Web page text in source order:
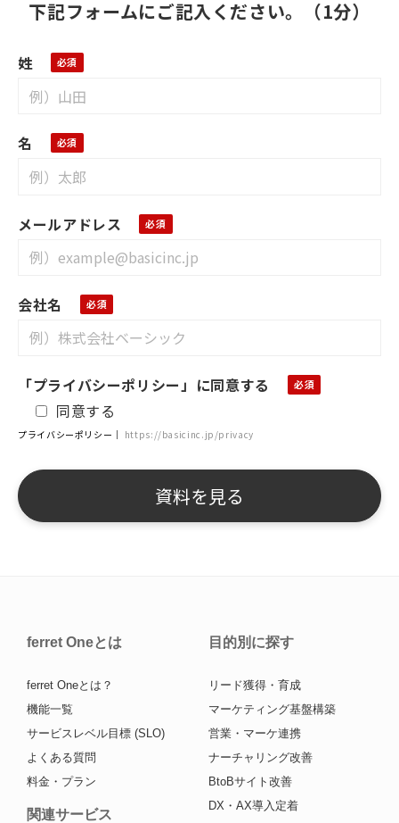
下記フォームにご記入ください。（1分）
姓
名
メールアドレス
会社名
「プライバシーポリシー」に同意する
同意する
プライバシーポリシー｜ https://basicinc.jp/privacy
ferret Oneとは
ferret Oneとは？
機能一覧
サービスレベル目標 (SLO)
よくある質問
料金・プラン
関連サービス
目的別に探す
リード獲得・育成
マーケティング基盤構築
営業・マーケ連携
ナーチャリング改善
BtoBサイト改善
DX・AX導入定着